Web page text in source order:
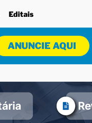
Editais
ANUNCIE AQUI